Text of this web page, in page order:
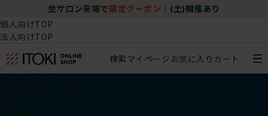
坐サロン来場で 限定クーポン (土)開催あり
個人向けTOP
法人向けTOP
検索マイページ お気に入り カート